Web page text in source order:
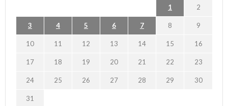
1 2
3 4 5 6 7 8 9
10 11 12 13 14 15 16
17 18 19 20 21 22 23
24 25 26 27 28 29 30
31